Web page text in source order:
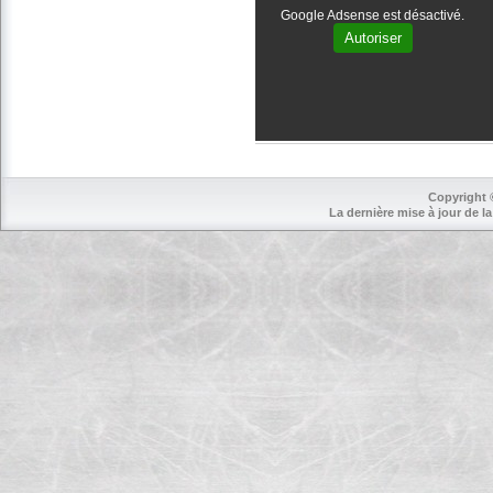
Google Adsense est désactivé.
Autoriser
Copyright
La dernière mise à jour de